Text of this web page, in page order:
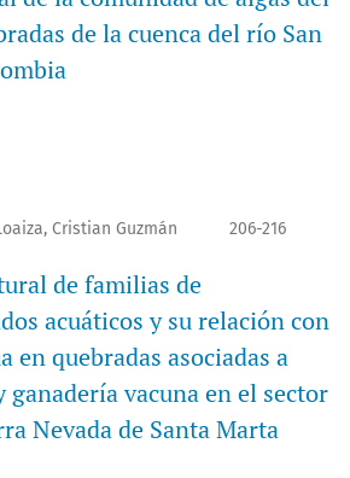
de la cuenca del río San
Cristian Guzmán
206-216
de familias de
acuáticos y su relación con
en quebradas asociadas a
ganadería vacuna en el sector
Nevada de Santa Marta